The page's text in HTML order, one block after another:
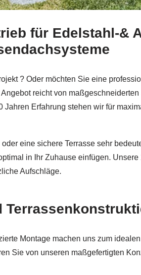
und ✓Aluminium
für Edelstahl-&
? Oder möchten Sie eine
reicht von
Erfahrung stehen wir für
eine sichere Terrasse sehr
in Ihr Zuhause einfügen.
Aufschläge.
Montage machen uns zum
Sie von unseren maßgefertigten